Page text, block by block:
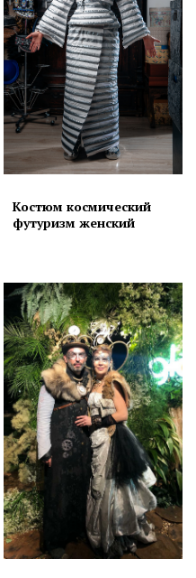
Костюм космический
футуризм женский